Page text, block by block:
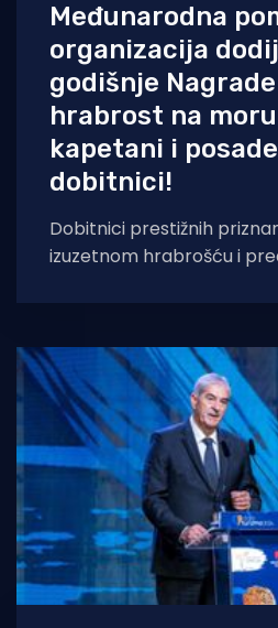
Međunarodna
organizacija
godišnje
hrabrost na
kapetani i
dobitnici!
Dobitnici prestižnih
izuzetnom hrabrošću i
moru. Ceremonija je